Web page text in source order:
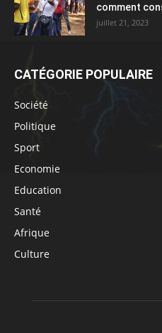
comment
juillet 21, 2023
CATÉGORIE POPULAIRE
Société
Politique
Sport
Economie
Education
Santé
Afrique
Culture